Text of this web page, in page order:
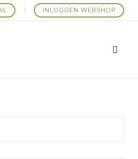
INLOGGEN WEBSHOP